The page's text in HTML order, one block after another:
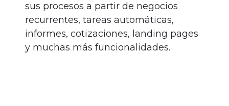
sus procesos a partir de negocios
recurrentes, tareas automáticas,
informes, cotizaciones, landing pages
y muchas más funcionalidades.